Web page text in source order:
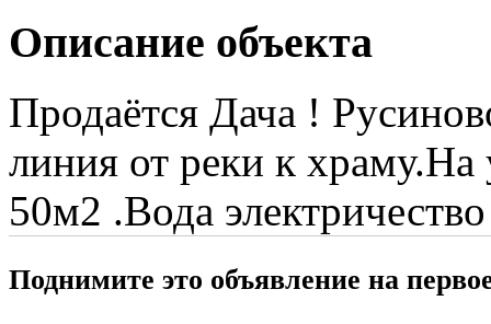
Описание объекта
Продаётся Дача !
линия от реки к
50м2 .Вода
Поднимите это объявление на